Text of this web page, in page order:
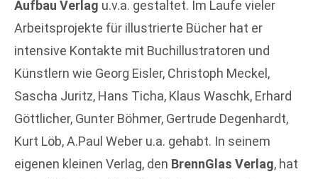
Aufbau Verlag u.v.a. gestaltet. Im Laufe vieler
Arbeitsprojekte für illustrierte Bücher hat er
intensive Kontakte mit Buchillustratoren und
Künstlern wie Georg Eisler, Christoph Meckel,
Sascha Juritz, Hans Ticha, Klaus Waschk, Erhard
Göttlicher, Gunter Böhmer, Gertrude Degenhardt,
Kurt Löb, A.Paul Weber u.a. gehabt. In seinem
eigenen kleinen Verlag, den BrennGlas Verlag, hat